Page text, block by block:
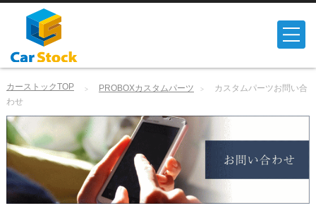
カーストックTOP PROBOXカスタムパーツ
カスタムパーツお問い合
わせ